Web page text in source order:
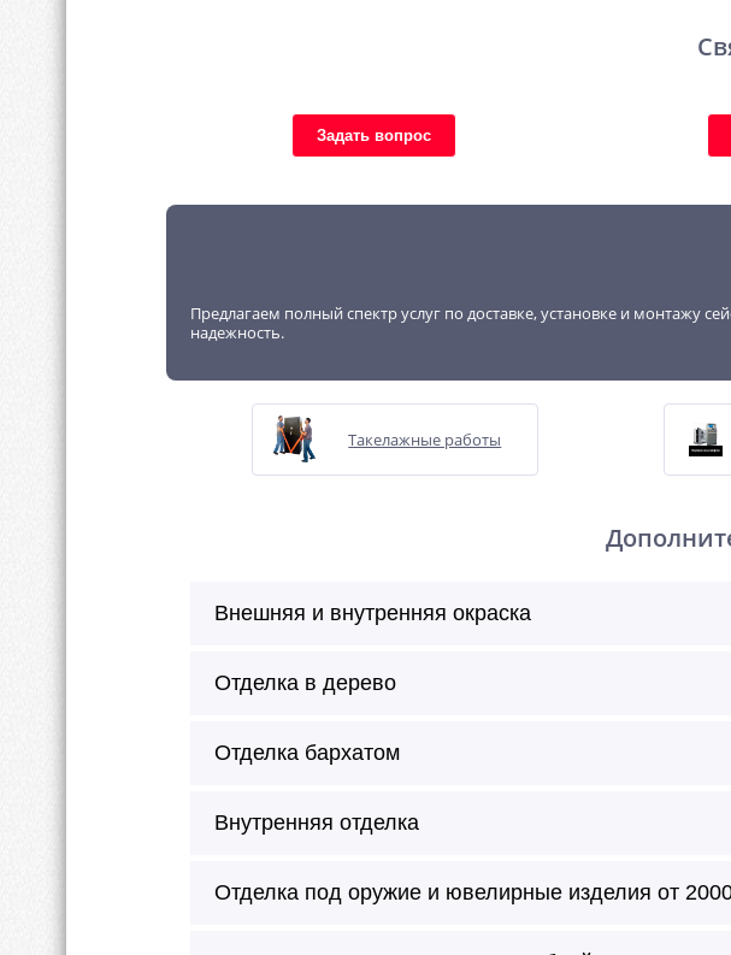
Задать вопрос
Предлагаем полный спектр услуг по доставке, установке и монтажу
надежность.
Такелажные работы
Внешняя и внутренняя окраска
Отделка в дерево
Отделка бархатом
Внутренняя отделка
Отделка под оружие и ювелирные изделия от